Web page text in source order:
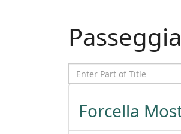
Enter Part of Title
Forcella